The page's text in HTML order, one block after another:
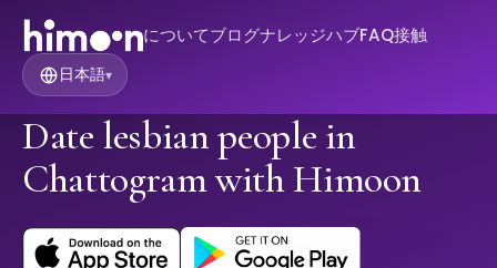
についてブログナレッジハブFAQ接触
日本語▾
Date lesbian people in
Chattogram with Himoon